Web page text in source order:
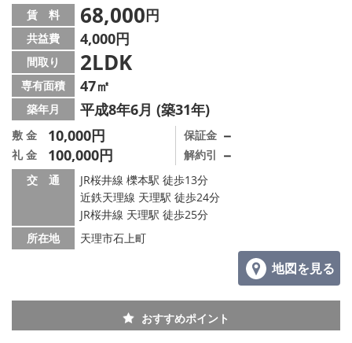
リフォーム のことなら！
オーナー様へ
住宅型有料老人 Ｆｌｅｕｒａｇｅ
店舗情報·アクセス
会社概要
メールでお問い合わせ
賃 料 68,000円
共益費 4,000円
間取り 2LDK
専有面積 47㎡
築年月 平成8年6月 (築31年)
敷 金 10,000円
礼 金 100,000円
保証金 －
解約引 －
交 通
JR桜井線 櫟本駅 徒歩13分
近鉄天理線 天理駅 徒歩24分
JR桜井線 天理駅 徒歩25分
所在地
天理市石上町
地図を見る
おすすめポイント